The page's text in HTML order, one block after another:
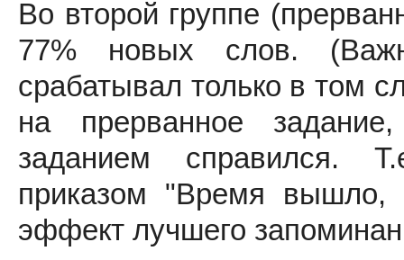
Во второй группе
77% новых слов.
срабатывал только в том
на прерванное
заданием справился.
приказом "Время
эффект лучшего